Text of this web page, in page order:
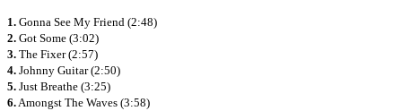
1. Gonna See My Friend (2:48)
2. Got Some (3:02)
3. The Fixer (2:57)
4. Johnny Guitar (2:50)
5. Just Breathe (3:25)
6.Amongst The Waves (3:58)